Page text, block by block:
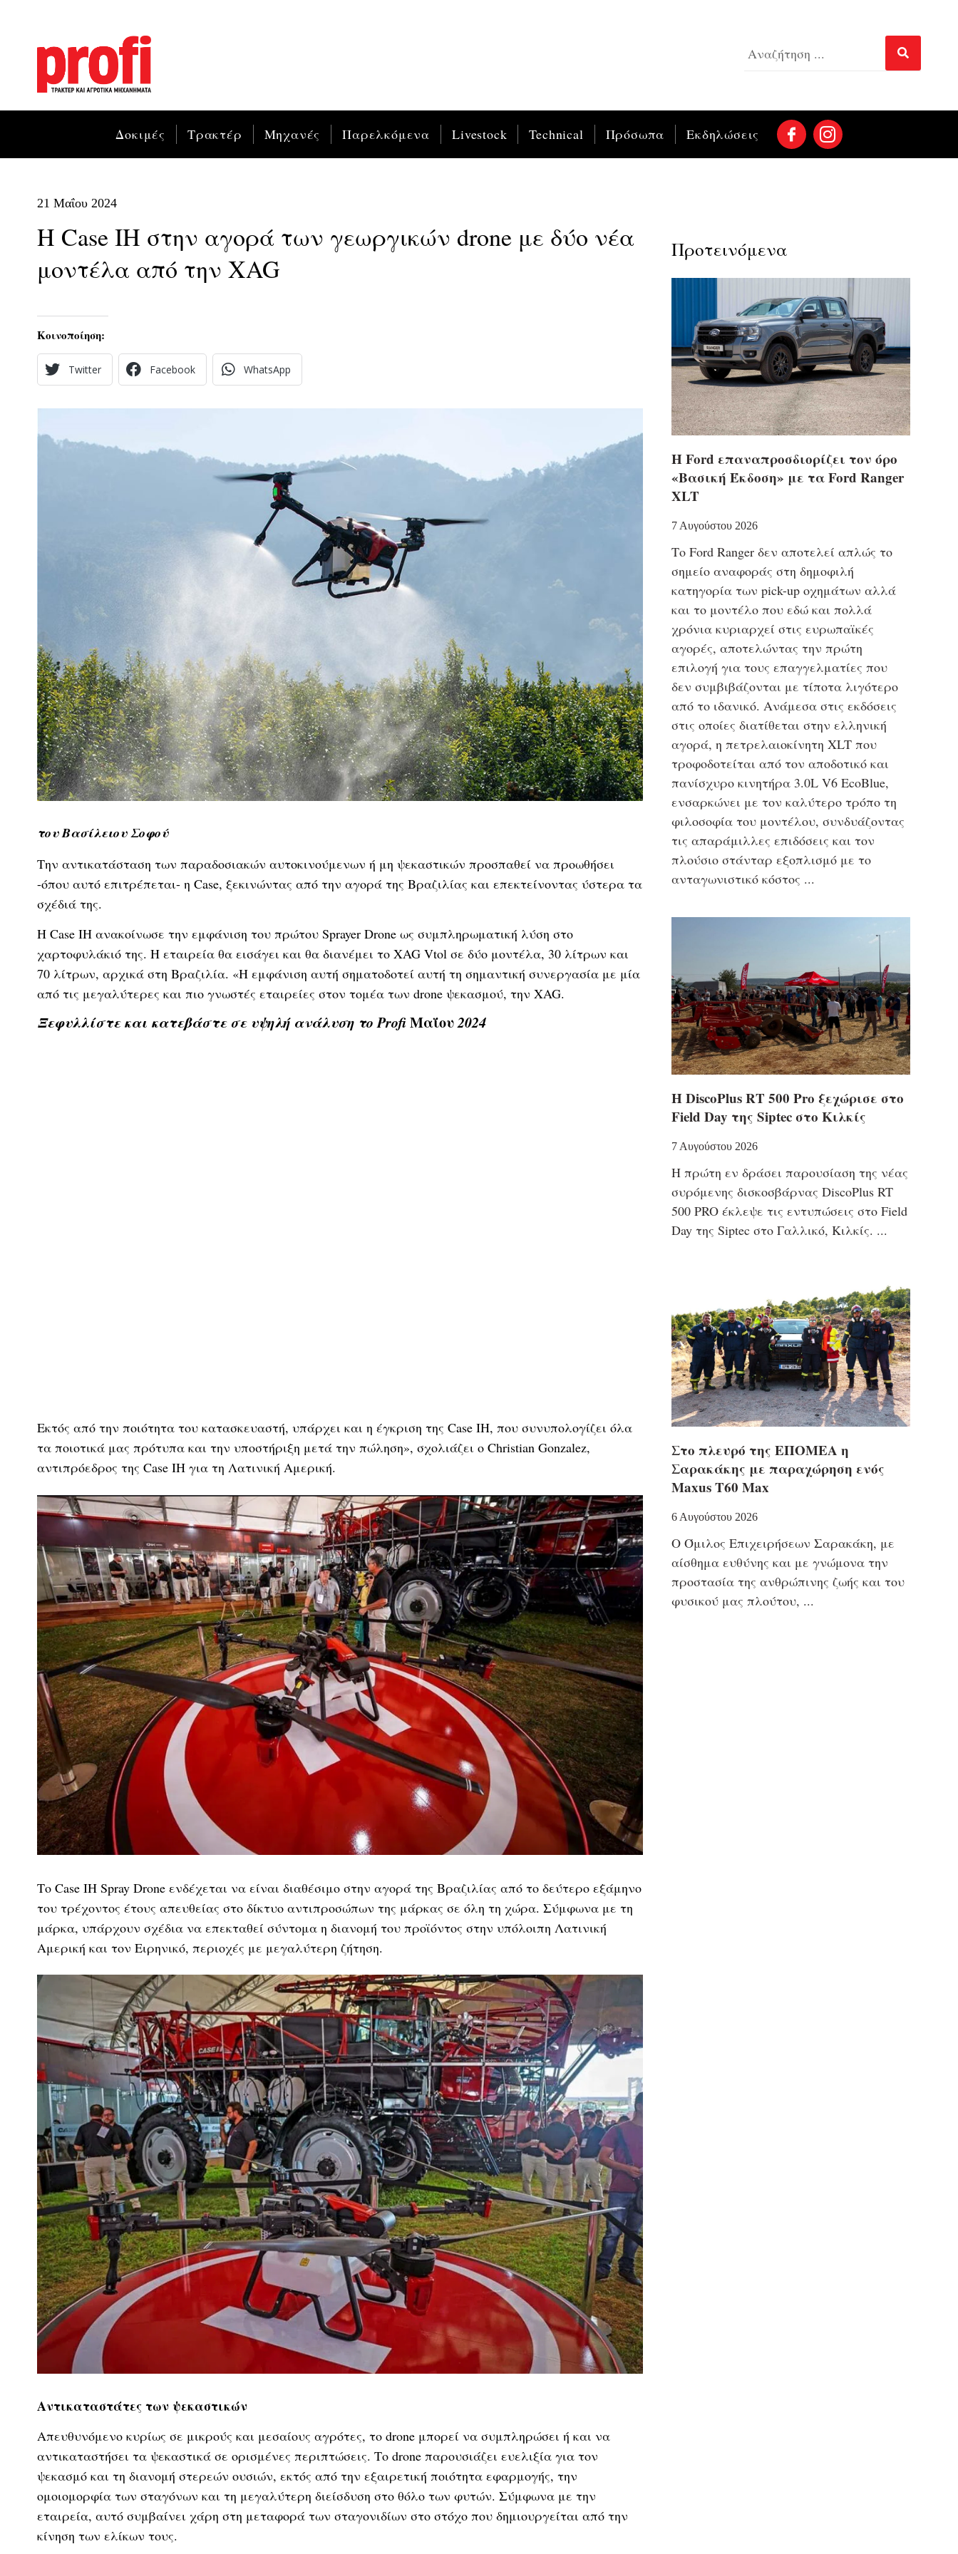
Δοκιμές Τρακτέρ Μηχανές Παρελκόμενα Livestock Technical Πρόσωπα Εκδηλώσεις
21 Μαΐου 2024
Η Case IH στην αγορά των γεωργικών drone με δύο νέα
μοντέλα από την XAG
Κοινοποίηση:
Twitter Facebook WhatsApp
του Βασίλειου Σοφού
Την αντικατάσταση των παραδοσιακών αυτοκινούμενων ή μη ψεκαστικών προσπαθεί να προωθήσει
-όπου αυτό επιτρέπεται- η Case, ξεκινώντας από την αγορά της Βραζιλίας και επεκτείνοντας ύστερα τα
σχέδιά της.
Η Case IH ανακοίνωσε την εμφάνιση του πρώτου Sprayer Drone ως συμπληρωματική λύση στο
χαρτοφυλάκιό της. Η εταιρεία θα εισάγει και θα διανέμει το XAG Vtol σε δύο μοντέλα, 30 λίτρων και
70 λίτρων, αρχικά στη Βραζιλία. «Η εμφάνιση αυτή σηματοδοτεί αυτή τη σημαντική συνεργασία με μία
από τις μεγαλύτερες και πιο γνωστές εταιρείες στον τομέα των drone ψεκασμού, την XAG.
Ξεφυλλίστε και κατεβάστε σε υψηλή ανάλυση το Profi Μαΐου2024
Εκτός από την ποιότητα του κατασκευαστή, υπάρχει και η έγκριση της Case IH, που συνυπολογίζει όλα
τα ποιοτικά μας πρότυπα και την υποστήριξη μετά την πώληση», σχολιάζει ο Christian Gonzalez,
αντιπρόεδρος της Case IH για τη Λατινική Αμερική.
Το Case IH Spray Drone ενδέχεται να είναι διαθέσιμο στην αγορά της Βραζιλίας από το δεύτερο εξάμηνο
του τρέχοντος έτους απευθείας στο δίκτυο αντιπροσώπων της μάρκας σε όλη τη χώρα. Σύμφωνα με τη
μάρκα, υπάρχουν σχέδια να επεκταθεί σύντομα η διανομή του προϊόντος στην υπόλοιπη Λατινική
Αμερική και τον Ειρηνικό, περιοχές με μεγαλύτερη ζήτηση.
Αντικαταστάτες των ψεκαστικών
Απευθυνόμενο κυρίως σε μικρούς και μεσαίους αγρότες, το drone μπορεί να συμπληρώσει ή και να
αντικαταστήσει τα ψεκαστικά σε ορισμένες περιπτώσεις. Το drone παρουσιάζει ευελιξία για τον
ψεκασμό και τη διανομή στερεών ουσιών, εκτός από την εξαιρετική ποιότητα εφαρμογής, την
ομοιομορφία των σταγόνων και τη μεγαλύτερη διείσδυση στο θόλο των φυτών. Σύμφωνα με την
εταιρεία, αυτό συμβαίνει χάρη στη μεταφορά των σταγονιδίων στο στόχο που δημιουργείται από την
κίνηση των ελίκων τους.
Προτεινόμενα
Η Ford επαναπροσδιορίζει τον όρο
«Βασική Έκδοση» με τα Ford Ranger
XLT
7 Αυγούστου 2026
Το Ford Ranger δεν αποτελεί απλώς το
σημείο αναφοράς στη δημοφιλή
κατηγορία των pick-up οχημάτων αλλά
και το μοντέλο που εδώ και πολλά
χρόνια κυριαρχεί στις ευρωπαϊκές
αγορές, αποτελώντας την πρώτη
επιλογή για τους επαγγελματίες που
δεν συμβιβάζονται με τίποτα λιγότερο
από το ιδανικό. Ανάμεσα στις εκδόσεις
στις οποίες διατίθεται στην ελληνική
αγορά, η πετρελαιοκίνητη XLT που
τροφοδοτείται από τον αποδοτικό και
πανίσχυρο κινητήρα 3.0L V6 EcoBlue,
ενσαρκώνει με τον καλύτερο τρόπο τη
φιλοσοφία του μοντέλου, συνδυάζοντας
τις απαράμιλλες επιδόσεις και τον
πλούσιο στάνταρ εξοπλισμό με το
ανταγωνιστικό κόστος
Η DiscoPlus RT 500 Pro ξεχώρισε στο
Field Day της Siptec στο Κιλκίς
7 Αυγούστου 2026
Η πρώτη εν δράσει παρουσίαση της νέας
συρόμενης δισκοσβάρνας DiscoPlus RT
500 PRO έκλεψε τις εντυπώσεις στο Field
Day της Siptec στο Γαλλικό, Κιλκίς.
Στο πλευρό της ΕΠΟΜΕΑ η
Σαρακάκης με παραχώρηση ενός
Maxus T60 Max
6 Αυγούστου 2026
Ο Όμιλος Επιχειρήσεων Σαρακάκη, με
αίσθημα ευθύνης και με γνώμονα την
προστασία της ανθρώπινης ζωής και του
φυσικού μας πλούτου,